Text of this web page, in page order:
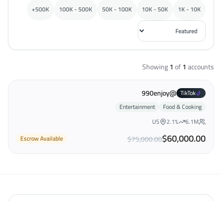
1K - 10K
10K - 50K
50K - 100K
100K - 500K
500K+
Showing1of1accounts
TikTok
@990enjoy
Food & Cooking
Entertainment
6.1M
2.1%
US
$60,000.00
$75,000.00
Escrow Available